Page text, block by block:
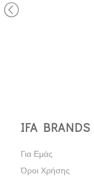
IFA BRANDS
Για Εμάς
Όροι Χρήσης